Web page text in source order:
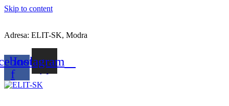
Skip to content
Adresa: ELIT-SK, Modra
f
Instagram